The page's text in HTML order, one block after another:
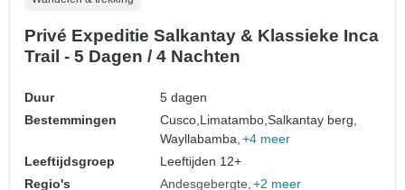
Privé Expeditie Salkantay & Klassieke Inca
Trail - 5 Dagen / 4 Nachten
Duur
5 dagen
Bestemmingen
Cusco, Limatambo,Salkantay berg,
Wayllabamba, +4 meer
Leeftijdsgroep
Leeftijden 12+
Regio's
Andesgebergte +2 meer